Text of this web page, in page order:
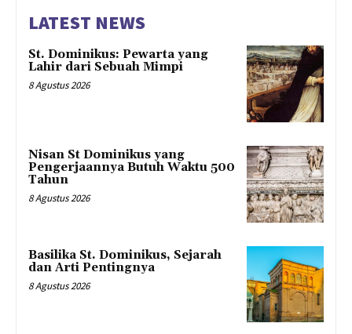
LATEST NEWS
St. Dominikus: Pewarta yang
Lahir dari Sebuah Mimpi
8 Agustus 2026
Nisan St Dominikus yang
Pengerjaannya Butuh Waktu 500
Tahun
8 Agustus 2026
Basilika St. Dominikus, Sejarah
dan Arti Pentingnya
8 Agustus 2026